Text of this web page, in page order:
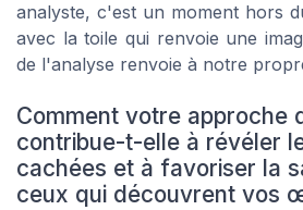
analyste, c'est un moment hors
avec la toile qui renvoie une
de l'analyse renvoie à notre
Comment votre approche
contribue-t-elle à révéler
cachées et à favoriser la
ceux qui découvrent vos